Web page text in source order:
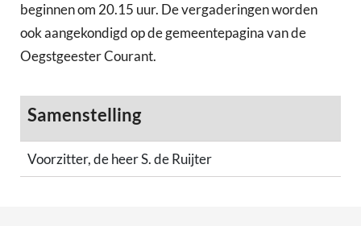
beginnen om 20.15 uur. De vergaderingen worden
ook aangekondigd op de gemeentepagina van de
Oegstgeester Courant.
Samenstelling
Voorzitter, de heer S. de Ruijter